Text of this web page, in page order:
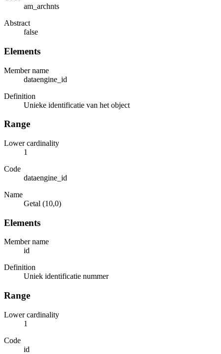
am_archnts
Abstract
false
Elements
Member name
dataengine_id
Definition
Unieke identificatie van het object
Range
Lower cardinality
1
Code
dataengine_id
Name
Getal (10,0)
Elements
Member name
id
Definition
Uniek identificatie nummer
Range
Lower cardinality
1
Code
id